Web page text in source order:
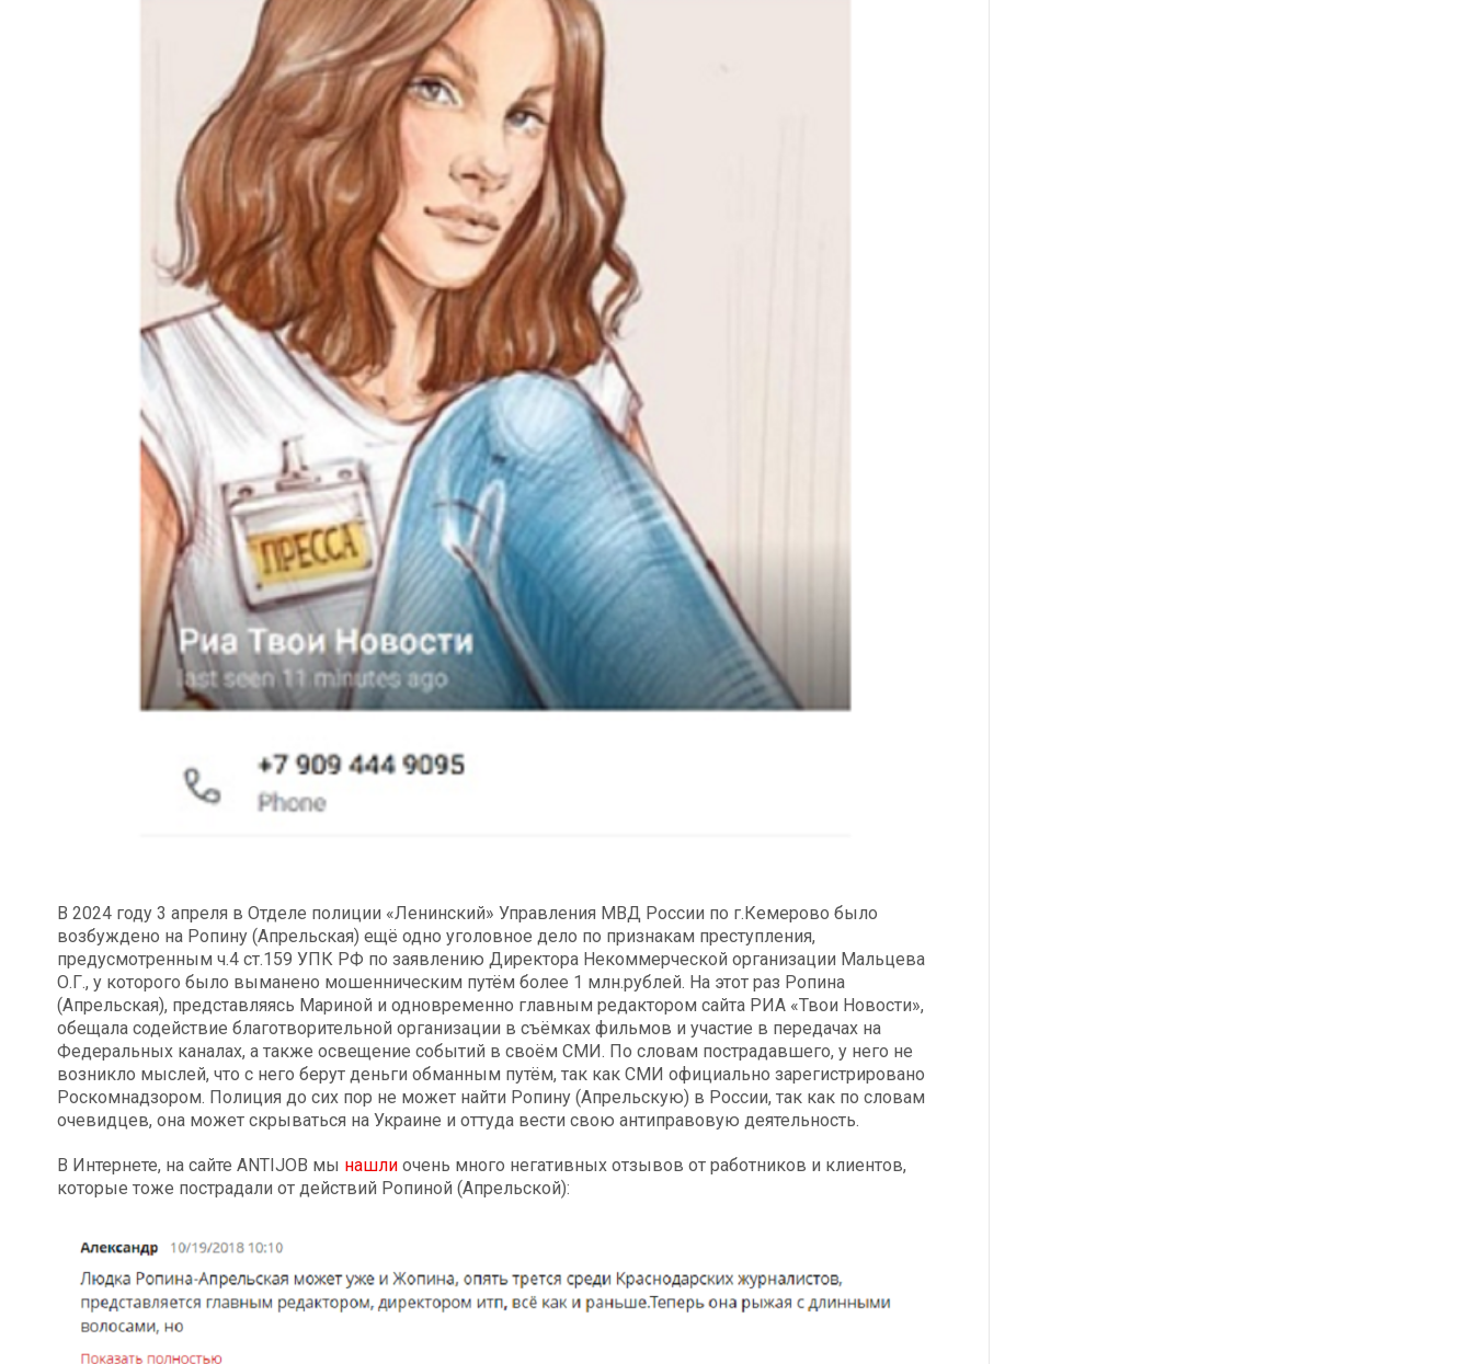
В 2024 году 3 апреля в Отделе полиции «Ленинский» Управления МВД России по г.Кемерово было
возбуждено на Ропину (Апрельская) ещё одно уголовное дело по признакам преступления,
предусмотренным ч.4 ст.159 УПК РФ по заявлению Директора Некоммерческой организации Мальцева
О.Г., у которого было выманено мошенническим путём более 1 млн.рублей. На этот раз Ропина
(Апрельская), представляясь Мариной и одновременно главным редактором сайта РИА «Твои Новости»,
обещала содействие благотворительной организации в съёмках фильмов и участие в передачах на
Федеральных каналах, а также освещение событий в своём СМИ. По словам пострадавшего, у него не
возникло мыслей, что с него берут деньги обманным путём, так как СМИ официально зарегистрировано
Роскомнадзором. Полиция до сих пор не может найти Ропину (Апрельскую) в России, так как по словам
очевидцев, она может скрываться на Украине и оттуда вести свою антиправовую деятельность.
В Интернете, на сайте ANTIJOB мы нашли очень много негативных отзывов от работников и клиентов,
которые тоже пострадали от действий Ропиной (Апрельской):